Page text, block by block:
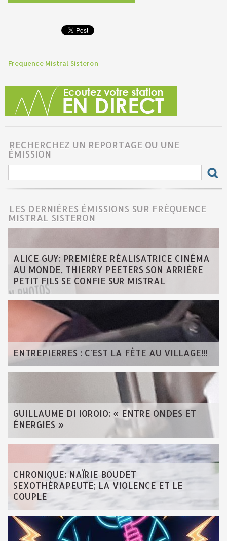
Frequence Mistral Sisteron
RECHERCHEZ UN REPORTAGE OU UNE
ÉMISSION
LES DERNIÈRES ÉMISSIONS SUR FRÉQUENCE
MISTRAL SISTERON
ALICE GUY: PREMIÈRE RÉALISATRICE CINÉMA
AU MONDE, THIERRY PEETERS SON ARRIÈRE
PETIT FILS SE CONFIE SUR MISTRAL
ENTREPIERRES : C'EST LA FÊTE AU VILLAGE!!!
GUILLAUME DI IOROIO: « ENTRE ONDES ET
ÉNERGIES »
CHRONIQUE: NAÏRIE BOUDET
SEXOTHÉRAPEUTE; LA VIOLENCE ET LE
COUPLE